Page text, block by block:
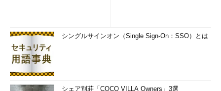
シングルサインオン（Single Sign-On：SSO）とは
シェア別荘「COCO VILLA Owners」3選